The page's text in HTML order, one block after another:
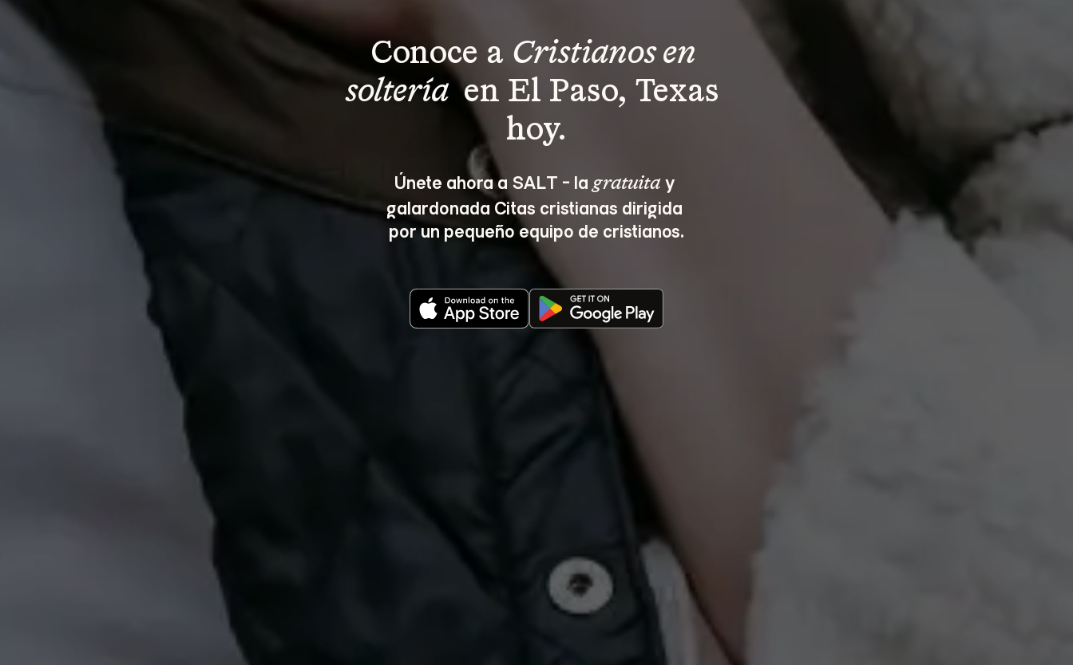
Conoce a Cristianos en
soltería en El Paso, Texas
hoy.
Únete ahora a SALT - la gratuita y
galardonada Citas cristianas dirigida
por un pequeño equipo de cristianos.